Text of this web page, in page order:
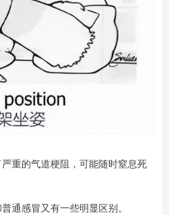
重的气道梗阻，可能随时窒息死
通感冒又有一些明显区别。